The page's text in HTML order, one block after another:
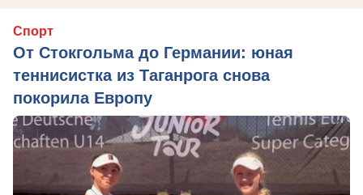
Спорт
От Стокгольма до Германии: юная
теннисистка из Таганрога снова
покорила Европу